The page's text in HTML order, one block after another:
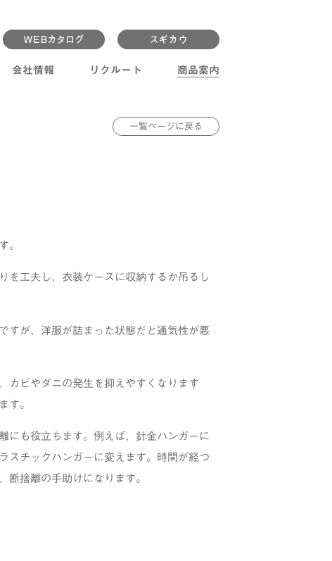
会社情報 リクルート 商品案内
一覧ページに戻る
。
を工夫し、衣装ケースに収納するか吊るし
すが、洋服が詰まった状態だと通気性が悪
カビやダニの発生を抑えやすくなります
す。
にも役立ちます。例えば、針金ハンガーに
スチックハンガーに変えます。時間が経つ
断捨離の手助けになります。